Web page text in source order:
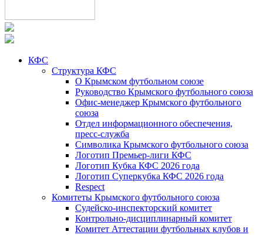
КФС
Структура КФС
О Крымском футбольном союзе
Руководство Крымского футбольного союза
Офис-менеджер Крымского футбольного
союза
Отдел информационного обеспечения,
пресс-служба
Символика Крымского футбольного союза
Логотип Премьер-лиги КФС
Логотип Кубка КФС 2026 года
Логотип Суперкубка КФС 2026 года
Respect
Комитеты Крымского футбольного союза
Судейско-инспекторский комитет
Контрольно-дисциплинарный комитет
Комитет Аттестации футбольных клубов и